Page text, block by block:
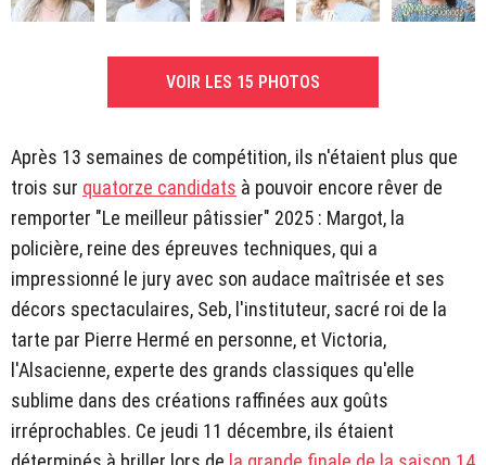
VOIR LES 15 PHOTOS
Après 13 semaines de compétition, ils n'étaient plus que
trois sur quatorze candidats à pouvoir encore rêver de
remporter "Le meilleur pâtissier" 2025 : Margot, la
policière, reine des épreuves techniques, qui a
impressionné le jury avec son audace maîtrisée et ses
décors spectaculaires, Seb, l'instituteur, sacré roi de la
tarte par Pierre Hermé en personne, et Victoria,
l'Alsacienne, experte des grands classiques qu'elle
sublime dans des créations raffinées aux goûts
irréprochables. Ce jeudi 11 décembre, ils étaient